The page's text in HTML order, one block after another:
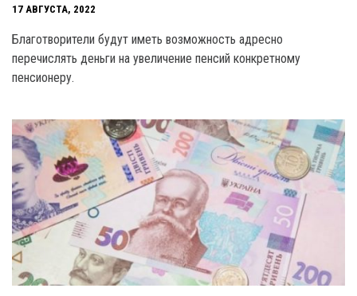
17 АВГУСТА, 2022
Благотворители будут иметь возможность адресно
перечислять деньги на увеличение пенсий конкретному
пенсионеру.